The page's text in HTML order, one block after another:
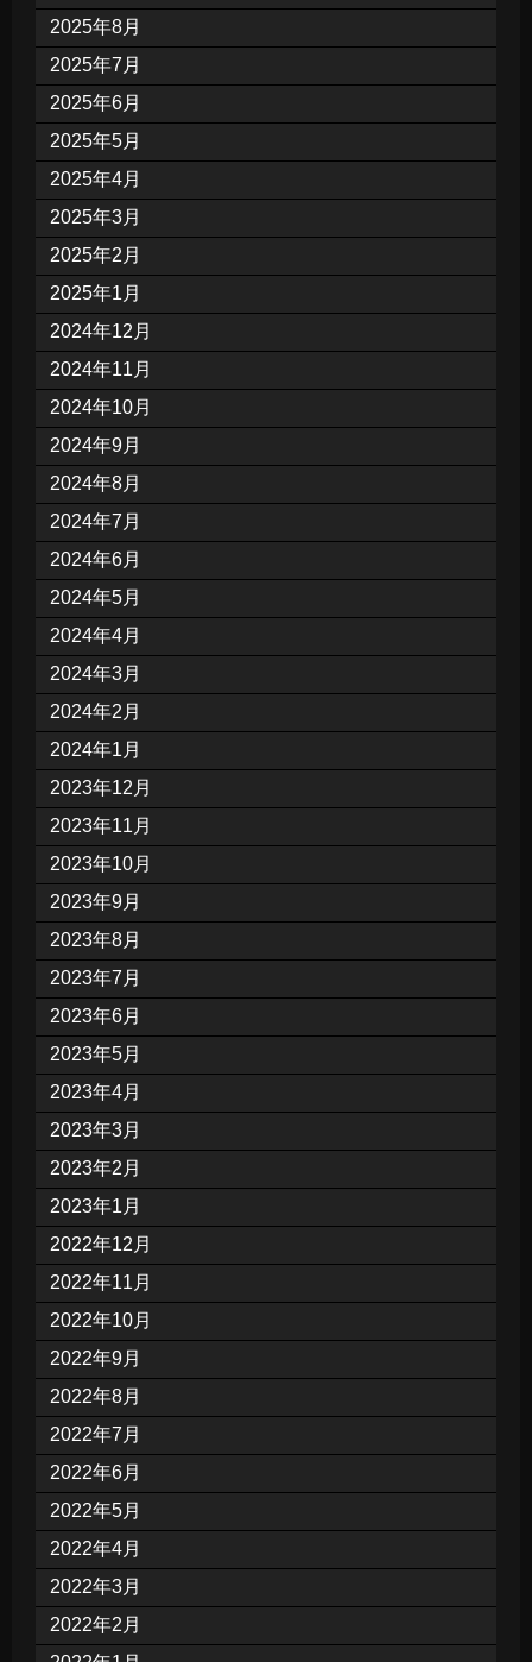
2025年8月
2025年7月
2025年6月
2025年5月
2025年4月
2025年3月
2025年2月
2025年1月
2024年12月
2024年11月
2024年10月
2024年9月
2024年8月
2024年7月
2024年6月
2024年5月
2024年4月
2024年3月
2024年2月
2024年1月
2023年12月
2023年11月
2023年10月
2023年9月
2023年8月
2023年7月
2023年6月
2023年5月
2023年4月
2023年3月
2023年2月
2023年1月
2022年12月
2022年11月
2022年10月
2022年9月
2022年8月
2022年7月
2022年6月
2022年5月
2022年4月
2022年3月
2022年2月